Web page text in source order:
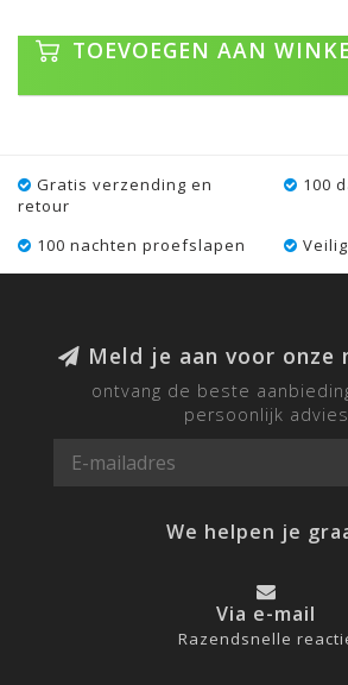
TOEVOEGEN AAN
Gratis verzending en
retour
100
100 nachten proefslapen
Meld je aan voor onze
ontvang de beste
persoonlijk advies
We helpen je
Via e-mail
Razendsnelle